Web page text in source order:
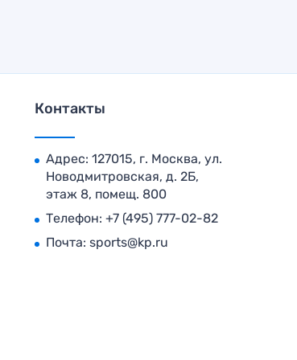
Контакты
Адрес: 127015, г. Москва, ул.
Новодмитровская, д. 2Б,
этаж 8, помещ. 800
Телефон: +7 (495) 777-02-82
Почта: sports@kp.ru